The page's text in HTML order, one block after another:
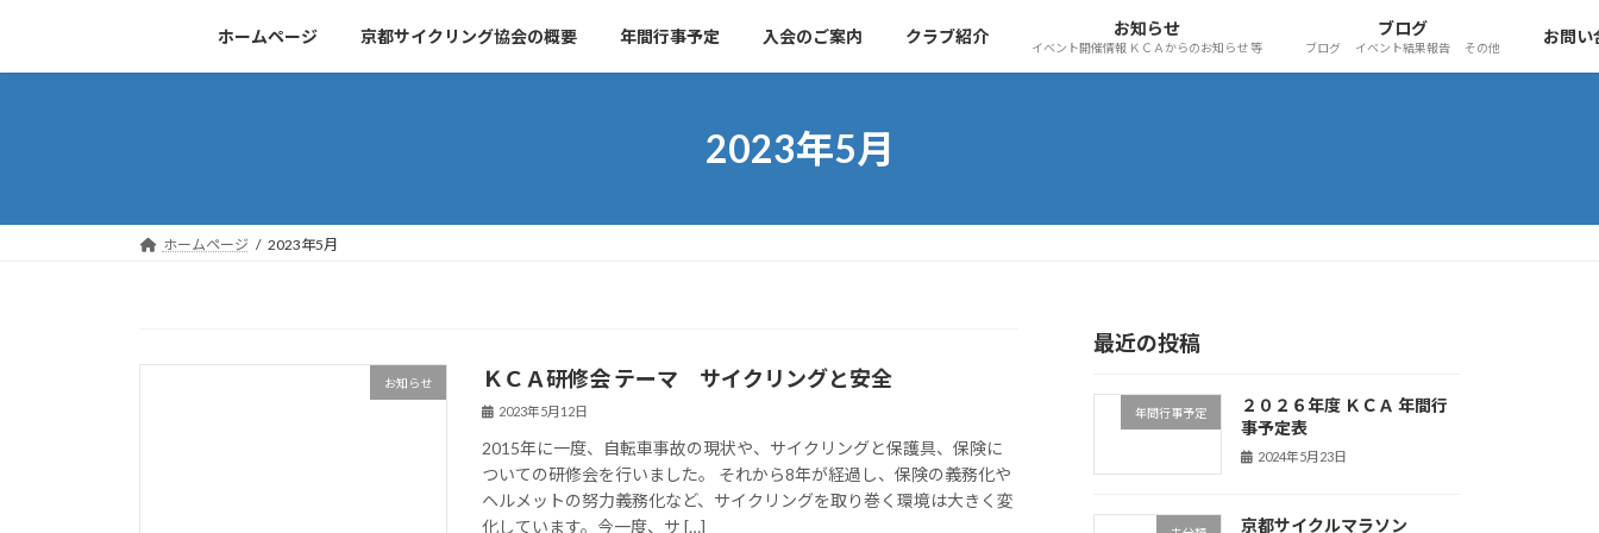
テ
ゲ
ホームページ 京都サイクリング協会の概要 年間行事予定 入会のご案内 クラブ紹介 お知らせ
イベント開催情報 ＫＣＡからのお知らせ 等
ブログ
ブログ イベント結果報告 その他
お問い
2023年5月
ホームページ 2023年5月
お知らせ ＫＣＡ研修会 テーマ サイクリングと安全
2023年5月12日
2015年に一度、自転車事故の現状や、サイクリングと保護具、保険に
ついての研修会を行いました。 それから8年が経過し、保険の義務化や
ヘルメットの努力義務化など、サイクリングを取り巻く環境は大きく変
化しています。今一度、サ […]
最近の投稿
年間行事予定
２０２６年度 ＫＣＡ 年間行
事予定表
2024年5月23日
京都サイクルマラソン